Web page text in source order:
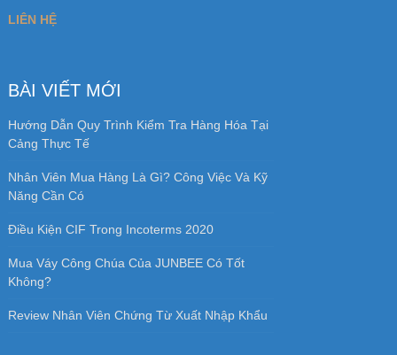
LIÊN HỆ
BÀI VIẾT MỚI
Hướng Dẫn Quy Trình Kiểm Tra Hàng Hóa Tại
Cảng Thực Tế
Nhân Viên Mua Hàng Là Gì? Công Việc Và Kỹ
Năng Cần Có
Điều Kiện CIF Trong Incoterms 2020
Mua Váy Công Chúa Của JUNBEE Có Tốt
Không?
Review Nhân Viên Chứng Từ Xuất Nhập Khẩu